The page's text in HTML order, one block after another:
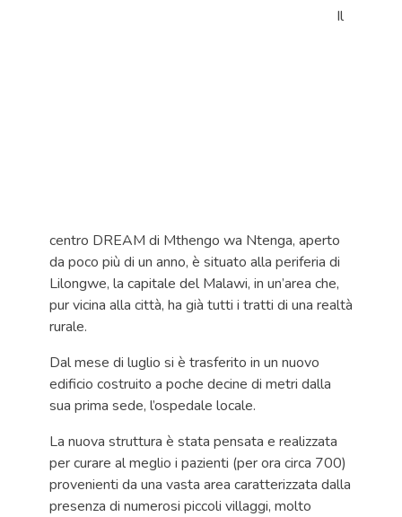
Il
centro DREAM di Mthengo wa Ntenga, aperto
da poco più di un anno, è situato alla periferia di
Lilongwe, la capitale del Malawi, in un’area che,
pur vicina alla città, ha già tutti i tratti di una realtà
rurale.
Dal mese di luglio si è trasferito in un nuovo
edificio costruito a poche decine di metri dalla
sua prima sede, l’ospedale locale.
La nuova struttura è stata pensata e realizzata
per curare al meglio i pazienti (per ora circa 700)
provenienti da una vasta area caratterizzata dalla
presenza di numerosi piccoli villaggi, molto